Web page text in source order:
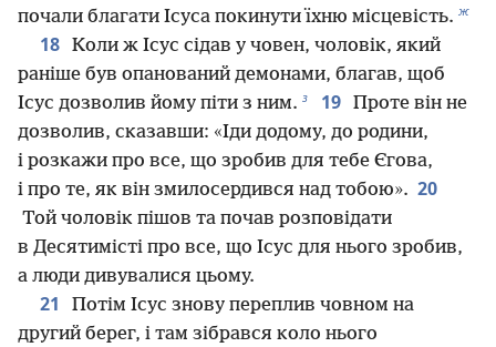
почали благати Ісуса покинути їхню місцевість. ж
18 Коли ж Ісус сідав у човен, чоловік, який
раніше був опанований демонами, благав, щоб
Ісус дозволив йому піти з ним. з 19 Проте він не
дозволив, сказавши: «Іди додому, до родини,
і розкажи про все, що зробив для тебе Єгова,
і про те, як він змилосердився над тобою». 20
Той чоловік пішов та почав розповідати
в Десятимісті про все, що Ісус для нього зробив,
а люди дивувалися цьому.
21
Потім Ісус знову переплив човном на
другий берег, і там зібрався коло нього